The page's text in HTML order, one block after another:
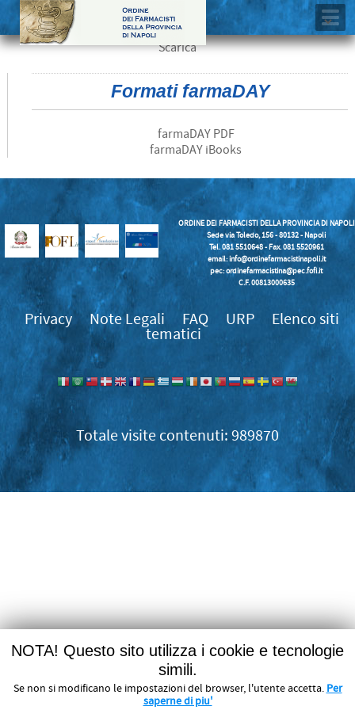
Scarica
Formati farmaDAY
farmaDAY PDF
farmaDAY iBooks
ORDINE DEI FARMACISTI DELLA PROVINCIA DI NAPOLI
Sede via Toledo, 156 - 80132 - Napoli
Tel. 081 5510648 - Fax. 081 5520961
email:info@ordinefarmacistinapoli.it
pec: ordinefarmacistina@pec.fofi.it
C.F. 00813000635
Privacy Note Legali FAQ URP
Elenco siti
tematici
989870
NOTA! Questo sito utilizza i cookie e tecnologie
simili.
Se non si modificano le impostazioni del browser, l'utente accetta. Per
saperne di piu'